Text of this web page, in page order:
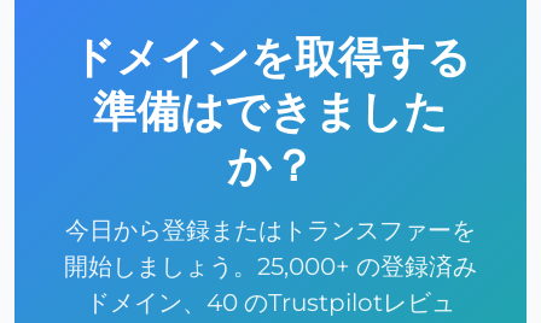
ドメインを取得する
準備はできました
か？
今日から登録またはトランスファーを
開始しましょう。25,000+ の登録済み
ドメイン、40 のTrustpilotレビュ